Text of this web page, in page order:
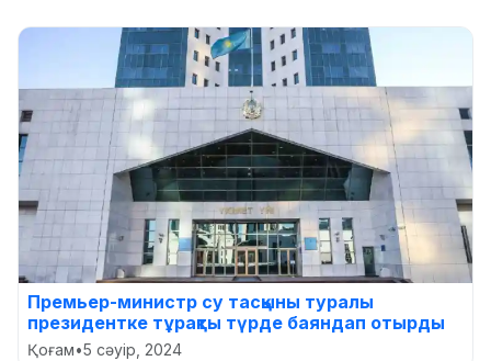
Премьер-министр су тасқыны туралы
президентке тұрақты түрде баяндап отырды
Қоғам•5 сәуір, 2024